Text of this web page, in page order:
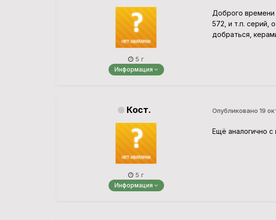
5 г
Информация
Доброго времени
572, и т.п. серий,
добраться,
Кост.
5 г
Информация
Опубликовано 19
Ещё аналогично